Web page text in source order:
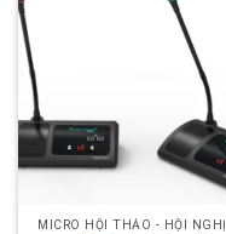
MICRO HỘI THẢO - HỘI NGHỊ